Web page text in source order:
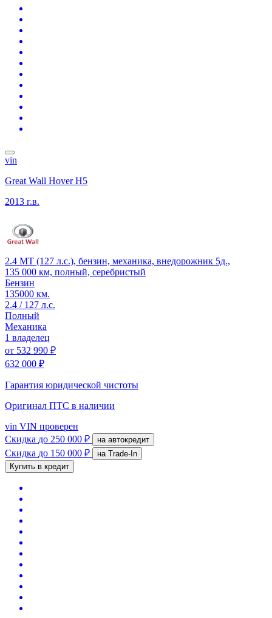
vin
Great Wall Hover H5
2013 г.в.
2.4 MT (127 л.с.), бензин, механика, внедорожник 5д.,
135 000 км, полный, серебристый
Бензин
135000 км.
2.4 / 127 л.с.
Полный
Механика
1 владелец
от 532 990 ₽
632 000 ₽
Гарантия юридической чистоты
Оригинал ПТС в наличии
vin VIN проверен
Скидка до 250 000 ₽ на автокредит
Скидка до 150 000 ₽
на Trade-In
Купить в кредит